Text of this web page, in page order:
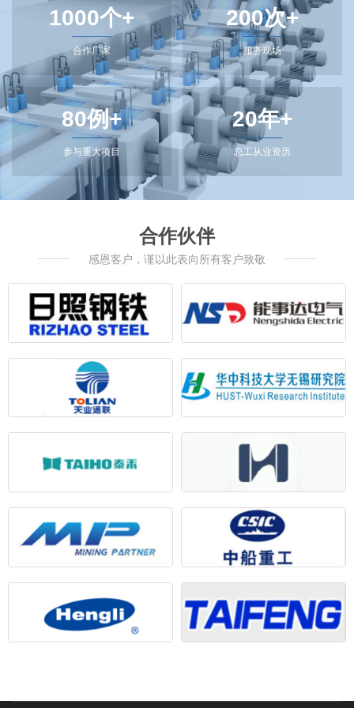
1000个+
合作厂家
200次+
服务现场
80例+
参与重大项目
20年+
总工从业资历
合作伙伴
感恩客户，谨以此表向所有客户致敬